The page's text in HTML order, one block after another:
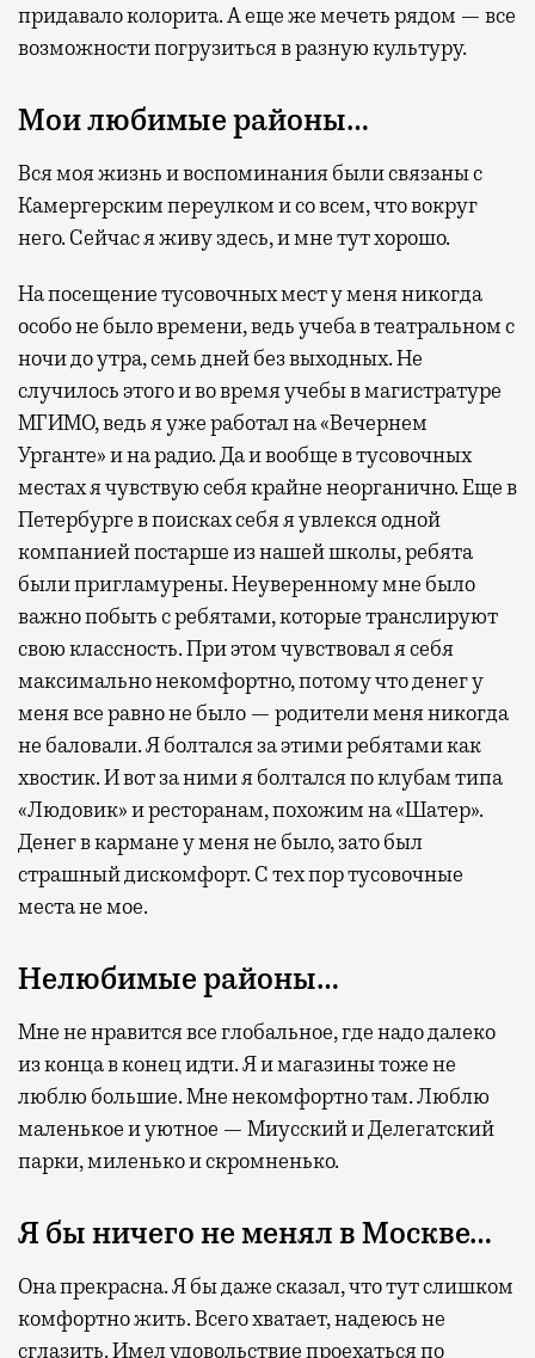
придавало колорита. А еще же мечеть рядом — все
возможности погрузиться в разную культуру.
Мои любимые районы…
Вся моя жизнь и воспоминания были связаны с
Камергерским переулком и со всем, что вокруг
него. Сейчас я живу здесь, и мне тут хорошо.
На посещение тусовочных мест у меня никогда
особо не было времени, ведь учеба в театральном с
ночи до утра, семь дней без выходных. Не
случилось этого и во время учебы в магистратуре
МГИМО, ведь я уже работал на «Вечернем
Урганте» и на радио. Да и вообще в тусовочных
местах я чувствую себя крайне неорганично. Еще в
Петербурге в поисках себя я увлекся одной
компанией постарше из нашей школы, ребята
были пригламурены. Неуверенному мне было
важно побыть с ребятами, которые транслируют
свою классность. При этом чувствовал я себя
максимально некомфортно, потому что денег у
меня все равно не было — родители меня никогда
не баловали. Я болтался за этими ребятами как
хвостик. И вот за ними я болтался по клубам типа
«Людовик» и ресторанам, похожим на «Шатер».
Денег в кармане у меня не было, зато был
страшный дискомфорт. С тех пор тусовочные
места не мое.
Нелюбимые районы…
Мне не нравится все глобальное, где надо далеко
из конца в конец идти. Я и магазины тоже не
люблю большие. Мне некомфортно там. Люблю
маленькое и уютное — Миусский и Делегатский
парки, миленько и скромненько.
Я бы ничего не менял в Москве…
Она прекрасна. Я бы даже сказал, что тут слишком
комфортно жить. Всего хватает, надеюсь не
сглазить. Имел удовольствие проехаться по